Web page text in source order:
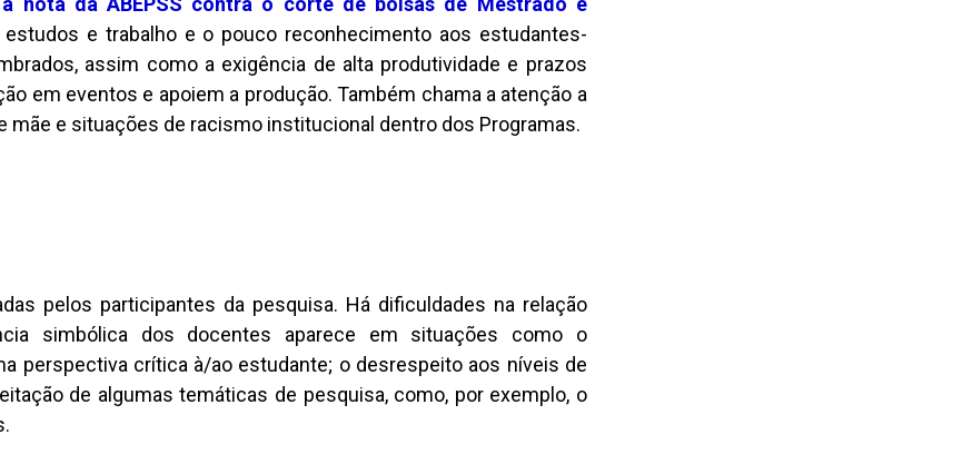
e trabalho e o pouco reconhecimento aos estudantes-
assim como a exigência de alta produtividade e prazos
em eventos e apoiem a produção. Também chama a atenção a
mãe e situações de racismo institucional dentro dos Programas.
pelos participantes da pesquisa. Há dificuldades na relação
simbólica dos docentes aparece em situações como o
perspectiva crítica à/ao estudante; o desrespeito aos níveis de
de algumas temáticas de pesquisa, como, por exemplo, o